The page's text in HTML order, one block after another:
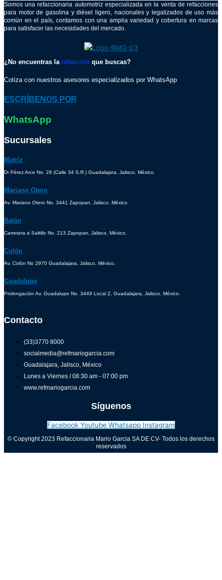
Somos una refaccionaria automotriz especializada en la venta de refacciones
para motor de gasolina y diésel ligero, nacionales y legalizados de uso más
común en el país, contamos con una amplia variedad y cobertura en marcas
para satisfacer las necesidades del mercado.
¿No encuentras la refacción que buscas?
Cotiza con nuestros asesores especializados por WhatsApp
ESCRÍBENOS POR
WhatsApp
Sucursales
Matríz
Dr Pérez Arce No. 28 (Calle 34 S.R.) Guadalajara, Jalisco, México.
Mariano Otero
Av. Mariano Otero No. 3441 Zapopan, Jalisco, México.
Batán
Carretera a Saltillo No. 213 Zapopan, Jalisco, México.
Colón
Av. Colón No 2970 Guadalajara, Jalisco, México.
Guadalupe
Prolongación Av. Guadalupe No. 3449 Local 2, Guadalajara, Jalisco, México.
Contacto
(33)3770 8000
socialmedia@refmariogarcia.com
Guadalajara, Jalisco, México
Lunes a Viernes / 08:30 am - 07:00 pm
www.refmariogarcia.com
Síguenos
Facebook Youtube Whatsapp Instagram
© Copyright 2023 Refaccionaria Mario Garcia SA DE CV- Todos los derechos
reservados